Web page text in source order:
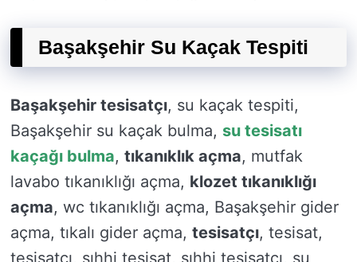
Başakşehir Su Kaçak Tespiti
Başakşehir tesisatçı, su kaçak tespiti,
Başakşehir su kaçak bulma, su tesisatı
kaçağı bulma, tıkanıklık açma, mutfak
lavabo tıkanıklığı açma, klozet tıkanıklığı
açma, wc tıkanıklığı açma, Başakşehir gider
açma, tıkalı gider açma, tesisatçı, tesisat,
tesisatçı, sıhhi tesisat, sıhhi tesisatçı, su